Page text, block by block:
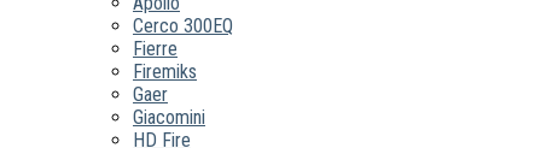
Cerco 300EQ
Fierre
Firemiks
Gaer
Giacomini
HD Fire